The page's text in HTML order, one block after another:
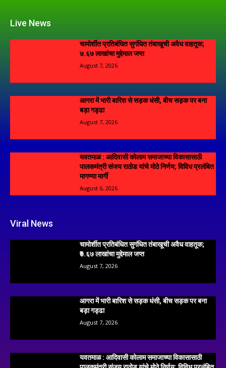
Live News
चामोर्शीत प्रतिबंधित सुगंधित तंबाखूची अवैध वाहतूक;
₹७.६७ लाखांचा मुद्देमाल जप्त
August 7, 2026
आगरा में भारी बारिश से सड़क धंसी, बीच सड़क पर बना
बड़ा गड्ढा
August 7, 2026
यवतमाळ : आदिवासी कोलाम समाजाच्या विकासासाठी
पालकमंत्री संजय राठोड यांचे मोठे निर्णय; विविध प्रलंबित
मागण्या मार्गी
August 6, 2026
Viral News
चामोर्शीत प्रतिबंधित सुगंधित तंबाखूची अवैध वाहतूक;
₹७.६७ लाखांचा मुद्देमाल जप्त
August 7, 2026
आगरा में भारी बारिश से सड़क धंसी, बीच सड़क पर बना
बड़ा गड्ढा
August 7, 2026
यवतमाळ : आदिवासी कोलाम समाजाच्या विकासासाठी